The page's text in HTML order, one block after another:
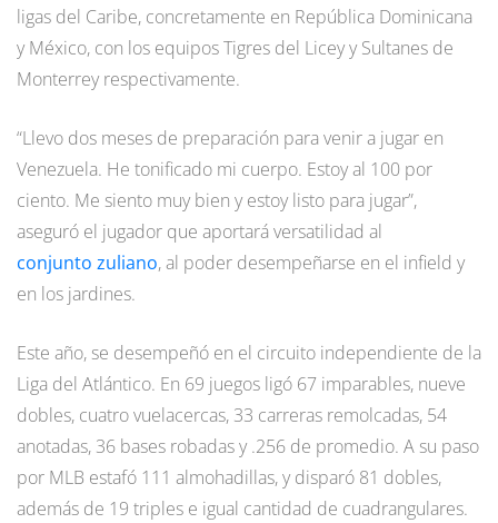
ligas del Caribe, concretamente en República Dominicana
y México, con los equipos Tigres del Licey y Sultanes de
Monterrey respectivamente.
“Llevo dos meses de preparación para venir a jugar en
Venezuela. He tonificado mi cuerpo. Estoy al 100 por
ciento. Me siento muy bien y estoy listo para jugar”,
aseguró el jugador que aportará versatilidad al
conjunto zuliano, al poder desempeñarse en el infield y
en los jardines.
Este año, se desempeñó en el circuito independiente de la
Liga del Atlántico. En 69 juegos ligó 67 imparables, nueve
dobles, cuatro vuelacercas, 33 carreras remolcadas, 54
anotadas, 36 bases robadas y .256 de promedio. A su paso
por MLB estafó 111 almohadillas, y disparó 81 dobles,
además de 19 triples e igual cantidad de cuadrangulares.